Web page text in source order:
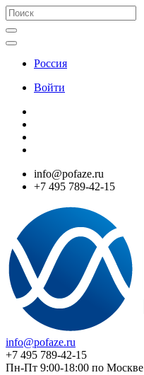
Россия
Войти
info@pofaze.ru
+7 495 789-42-15
info@pofaze.ru
+7 495 789-42-15
Пн-Пт 9:00-18:00 по Москве